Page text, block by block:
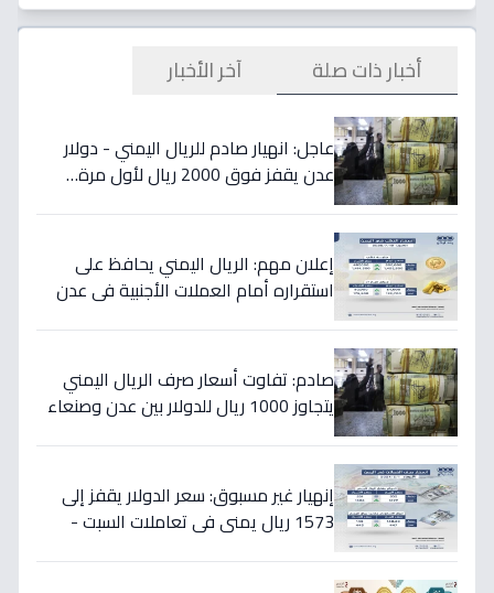
أخبار ذات صلة آخر الأخبار
عاجل: انهيار صادم للريال اليمني - دولار
عدن يقفز فوق 2000 ريال لأول مرة…
إعلان مهم: الريال اليمني يحافظ على
استقراره أمام العملات الأجنبية في عدن
صادم: تفاوت أسعار صرف الريال اليمني
يتجاوز 1000 ريال للدولار بين عدن وصنعاء
إنهيار غير مسبوق: سعر الدولار يقفز إلى
1573 ريال يمني في تعاملات السبت -